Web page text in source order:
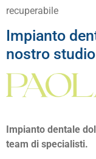
recuperabile
Impianto
nostro
Impianto dentale
team di specialisti.